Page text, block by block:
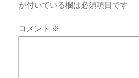
が付いている欄は必須項目です
コメント ※